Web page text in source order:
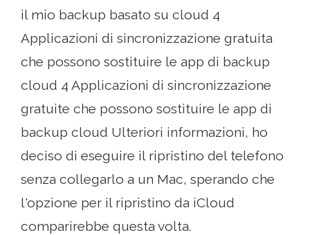
il mio backup basato su cloud 4
Applicazioni di sincronizzazione gratuita
che possono sostituire le app di backup
cloud 4 Applicazioni di sincronizzazione
gratuite che possono sostituire le app di
backup cloud Ulteriori informazioni, ho
deciso di eseguire il ripristino del telefono
senza collegarlo a un Mac, sperando che
l'opzione per il ripristino da iCloud
comparirebbe questa volta.